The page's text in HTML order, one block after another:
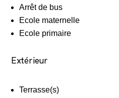
Arrêt de bus
Ecole maternelle
Ecole primaire
Extérieur
Terrasse(s)